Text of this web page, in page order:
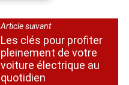
Article suivant
Les clés pour profiter
pleinement de votre
voiture électrique au
quotidien